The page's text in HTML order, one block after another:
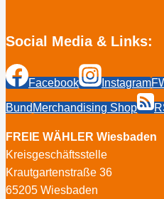
Social Media & Links:
Facebook Instagram
Bund Merchandising Shop
FREIE WÄHLER Wiesbaden
Kreisgeschäftsstelle
Krautgartenstraße 36
65205 Wiesbaden